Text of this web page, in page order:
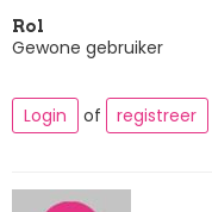
Rol
Gewone gebruiker
Login of registreer